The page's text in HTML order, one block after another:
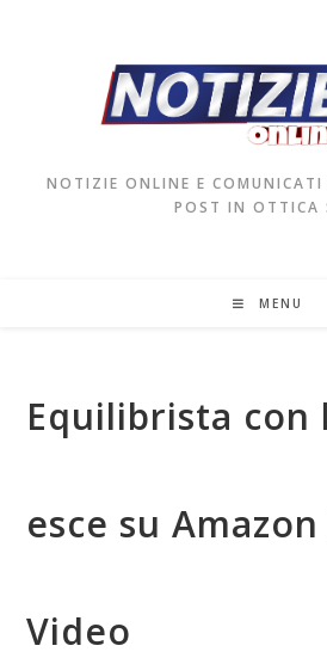
NOTIZIE ONLINE E
POST IN OTTICA
MENU
Equilibrista con
esce su
Video